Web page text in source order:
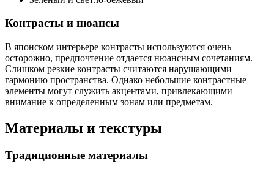
Контрасты и нюансы
В японском интерьере контрасты используются очень
осторожно, предпочтение отдается нюансным сочетаниям.
Слишком резкие контрасты считаются нарушающими
гармонию пространства. Однако небольшие контрастные
элементы могут служить акцентами, привлекающими
внимание к определенным зонам или предметам.
Материалы и текстуры
Традиционные материалы